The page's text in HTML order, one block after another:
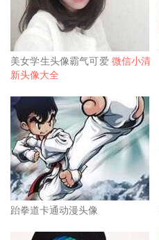
美女学生头像霸气可爱 微信小清
新头像大全
跆拳道卡通动漫头像